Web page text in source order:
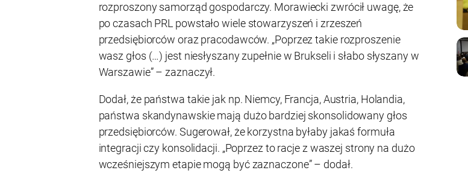
rozproszony samorząd gospodarczy. Morawiecki zwrócił uwagę, że
po czasach PRL powstało wiele stowarzyszeń i zrzeszeń
przedsiębiorców oraz pracodawców. „Poprzez takie rozproszenie
wasz głos (…) jest niesłyszany zupełnie w Brukseli i słabo słyszany w
Warszawie” – zaznaczył.
Dodał, że państwa takie jak np. Niemcy, Francja, Austria, Holandia,
państwa skandynawskie mają dużo bardziej skonsolidowany głos
przedsiębiorców. Sugerował, że korzystna byłaby jakaś formuła
integracji czy konsolidacji. „Poprzez to racje z waszej strony na dużo
wcześniejszym etapie mogą być zaznaczone” – dodał.